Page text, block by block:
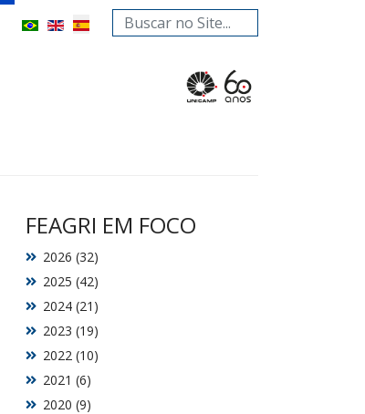
Buscar...
FEAGRI EM FOCO
2020 (9)
2021 (6)
2022 (10)
2023 (19)
2024 (21)
2025 (42)
2026 (32)